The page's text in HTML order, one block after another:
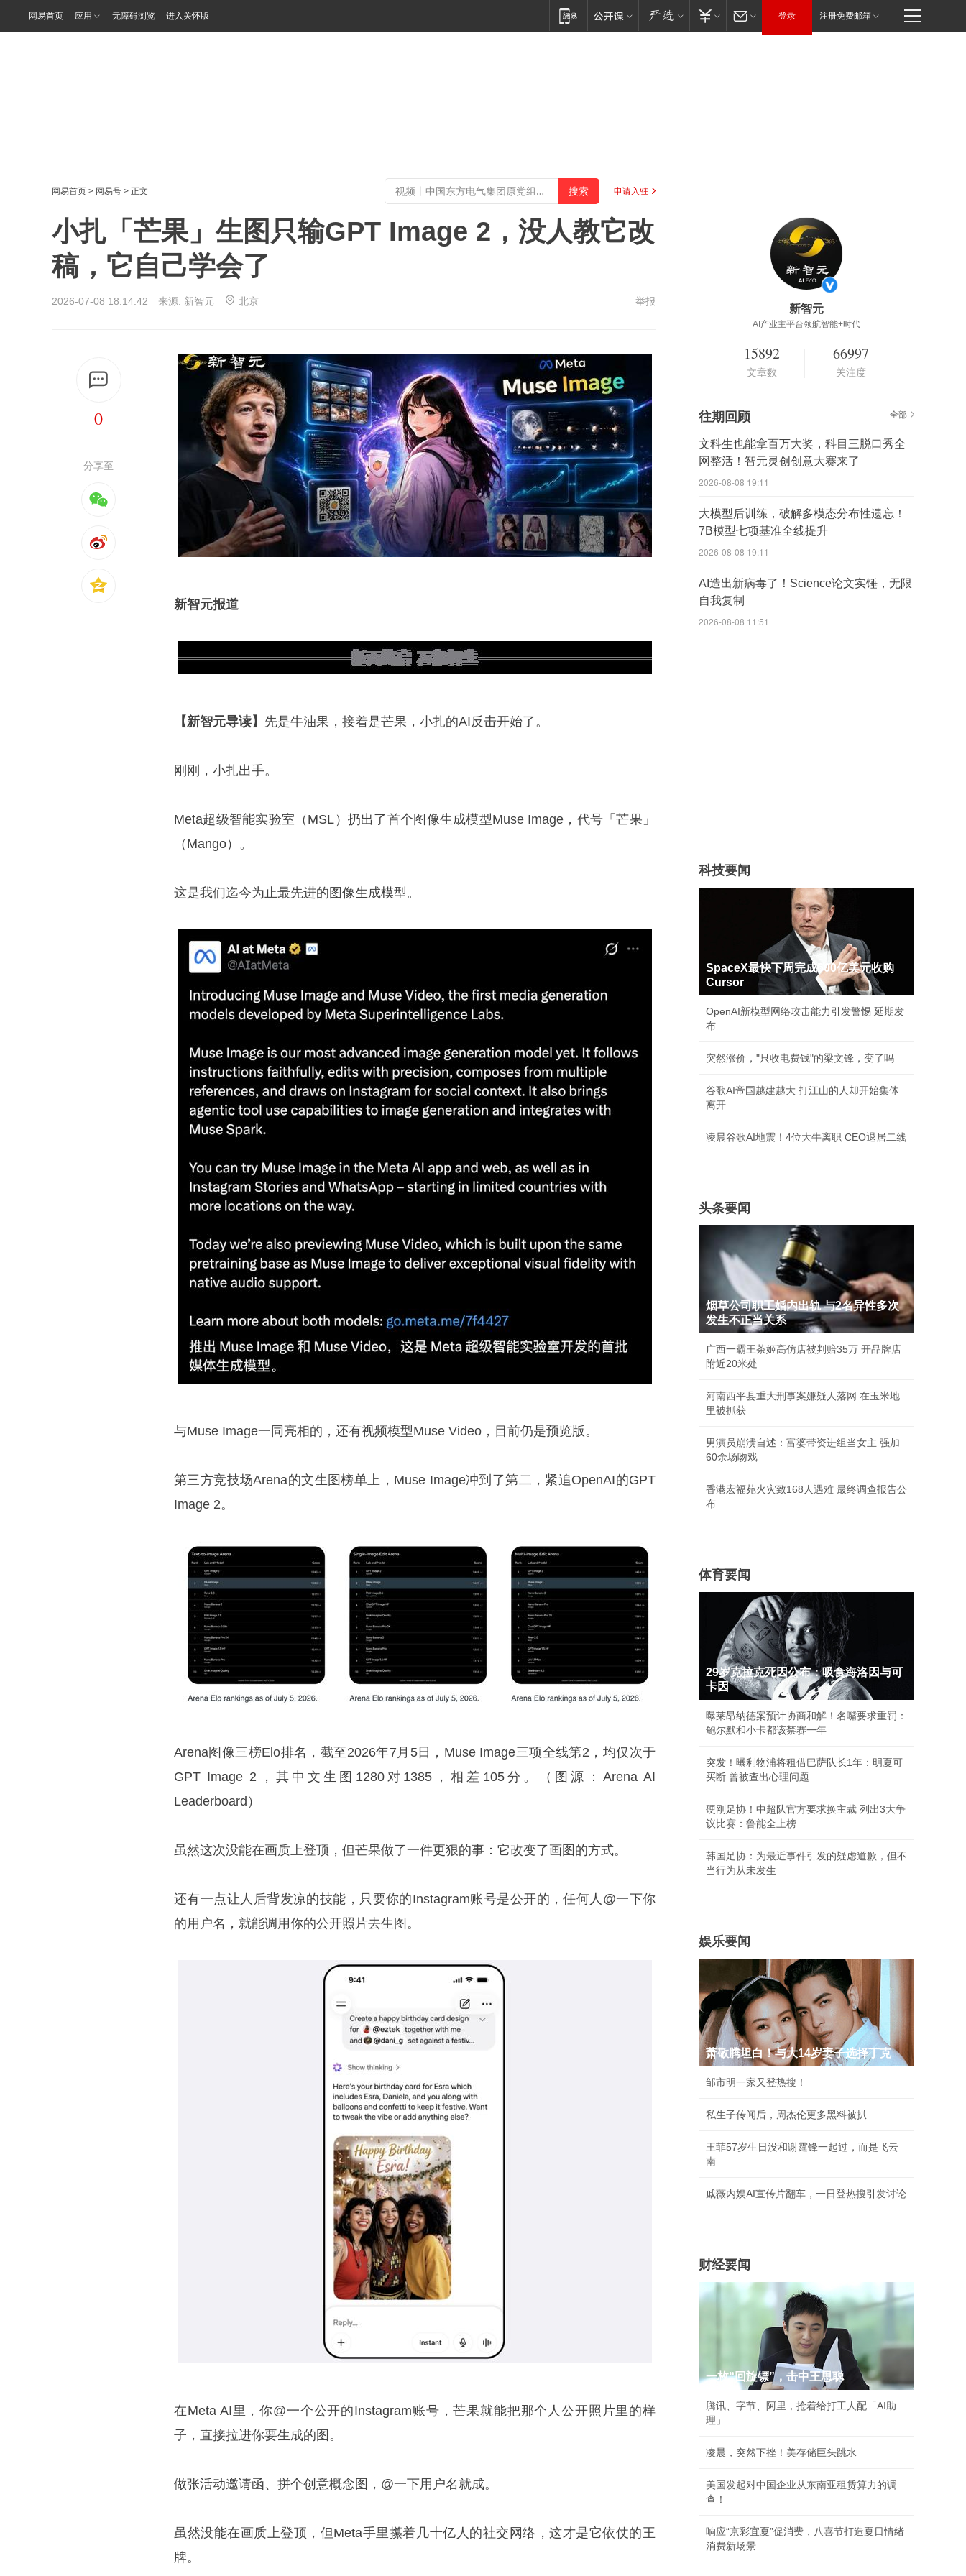
网易首页 应用 无障碍浏览 进入关怀版 登录 注册免费邮箱
网易首页 > 网易号 > 正文 申请入驻
小扎「芒果」生图只输GPT Image 2，没人教它改
稿，它自己学会了
2026-07-08 18:14:42 来源: 新智元 北京 举报
0
分享至
新智元报道
【新智元导读】 先是牛油果，接着是芒果，小扎的AI反击开始了。
刚刚，小扎出手。
Meta超级智能实验室（MSL）扔出了首个图像生成模型Muse Image，代号「芒果」
（Mango）。
这是我们迄今为止最先进的图像生成模型。
与Muse Image一同亮相的，还有视频模型Muse Video，目前仍是预览版。
第三方竞技场Arena的文生图榜单上，Muse Image冲到了第二，紧追OpenAI的GPT
Image 2。
Arena图像三榜Elo排名，截至2026年7月5日，Muse Image三项全线第2，均仅次于
GPT Image 2，其中文生图1280对1385，相差105分。（图源：Arena AI
Leaderboard）
虽然这次没能在画质上登顶，但芒果做了一件更狠的事：它改变了画图的方式。
还有一点让人后背发凉的技能，只要你的Instagram账号是公开的，任何人@一下你
的用户名，就能调用你的公开照片去生图。
在Meta AI里，你@一个公开的Instagram账号，芒果就能把那个人公开照片里的样
子，直接拉进你要生成的图。
做张活动邀请函、拼个创意概念图，@一下用户名就成。
虽然没能在画质上登顶，但Meta手里攥着几十亿人的社交网络，这才是它依仗的王
牌。
新智元
AI产业主平台领航智能+时代
15892
文章数
66997
关注度
往期回顾 全部
文科生也能拿百万大奖，科目三脱口秀全
网整活！智元灵创创意大赛来了
2026-08-08 19:11
大模型后训练，破解多模态分布性遗忘！
7B模型七项基准全线提升
2026-08-08 19:11
AI造出新病毒了！Science论文实锤，无限
自我复制
2026-08-08 11:51
科技要闻
SpaceX最快下周完成600亿美元收购
Cursor
OpenAI新模型网络攻击能力引发警惕 延期发
布
突然涨价，"只收电费钱"的梁文锋，变了吗
谷歌AI帝国越建越大 打江山的人却开始集体
离开
凌晨谷歌AI地震！4位大牛离职 CEO退居二线
头条要闻
烟草公司职工婚内出轨 与2名异性多次
发生不正当关系
广西一霸王茶姬高仿店被判赔35万 开品牌店
附近20米处
河南西平县重大刑事案嫌疑人落网 在玉米地
里被抓获
男演员崩溃自述：富婆带资进组当女主 强加
60余场吻戏
香港宏福苑火灾致168人遇难 最终调查报告公
布
体育要闻
29岁克拉克死因公布：吸食海洛因与可
卡因
曝莱昂纳德案预计协商和解！名嘴要求重罚：
鲍尔默和小卡都该禁赛一年
突发！曝利物浦将租借巴萨队长1年：明夏可
买断 曾被查出心理问题
硬刚足协！中超队官方要求换主裁 列出3大争
议比赛：鲁能全上榜
韩国足协：为最近事件引发的疑虑道歉，但不
当行为从未发生
娱乐要闻
萧敬腾坦白！与大14岁妻子选择丁克
邹市明一家又登热搜！
私生子传闻后，周杰伦更多黑料被扒
王菲57岁生日没和谢霆锋一起过，而是飞云
南
戚薇内娱AI宣传片翻车，一日登热搜引发讨论
财经要闻
一枚“回旋镖”，击中王思聪
腾讯、字节、阿里，抢着给打工人配「AI助
理」
凌晨，突然下挫！美存储巨头跳水
美国发起对中国企业从东南亚租赁算力的调
查！
响应“京彩宜夏”促消费，八喜节打造夏日情绪
消费新场景